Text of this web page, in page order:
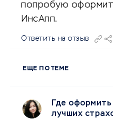
попробую
ИнсАпп.
Ответить на отзыв
ЕЩЕ ПО ТЕМЕ
Где
лучших